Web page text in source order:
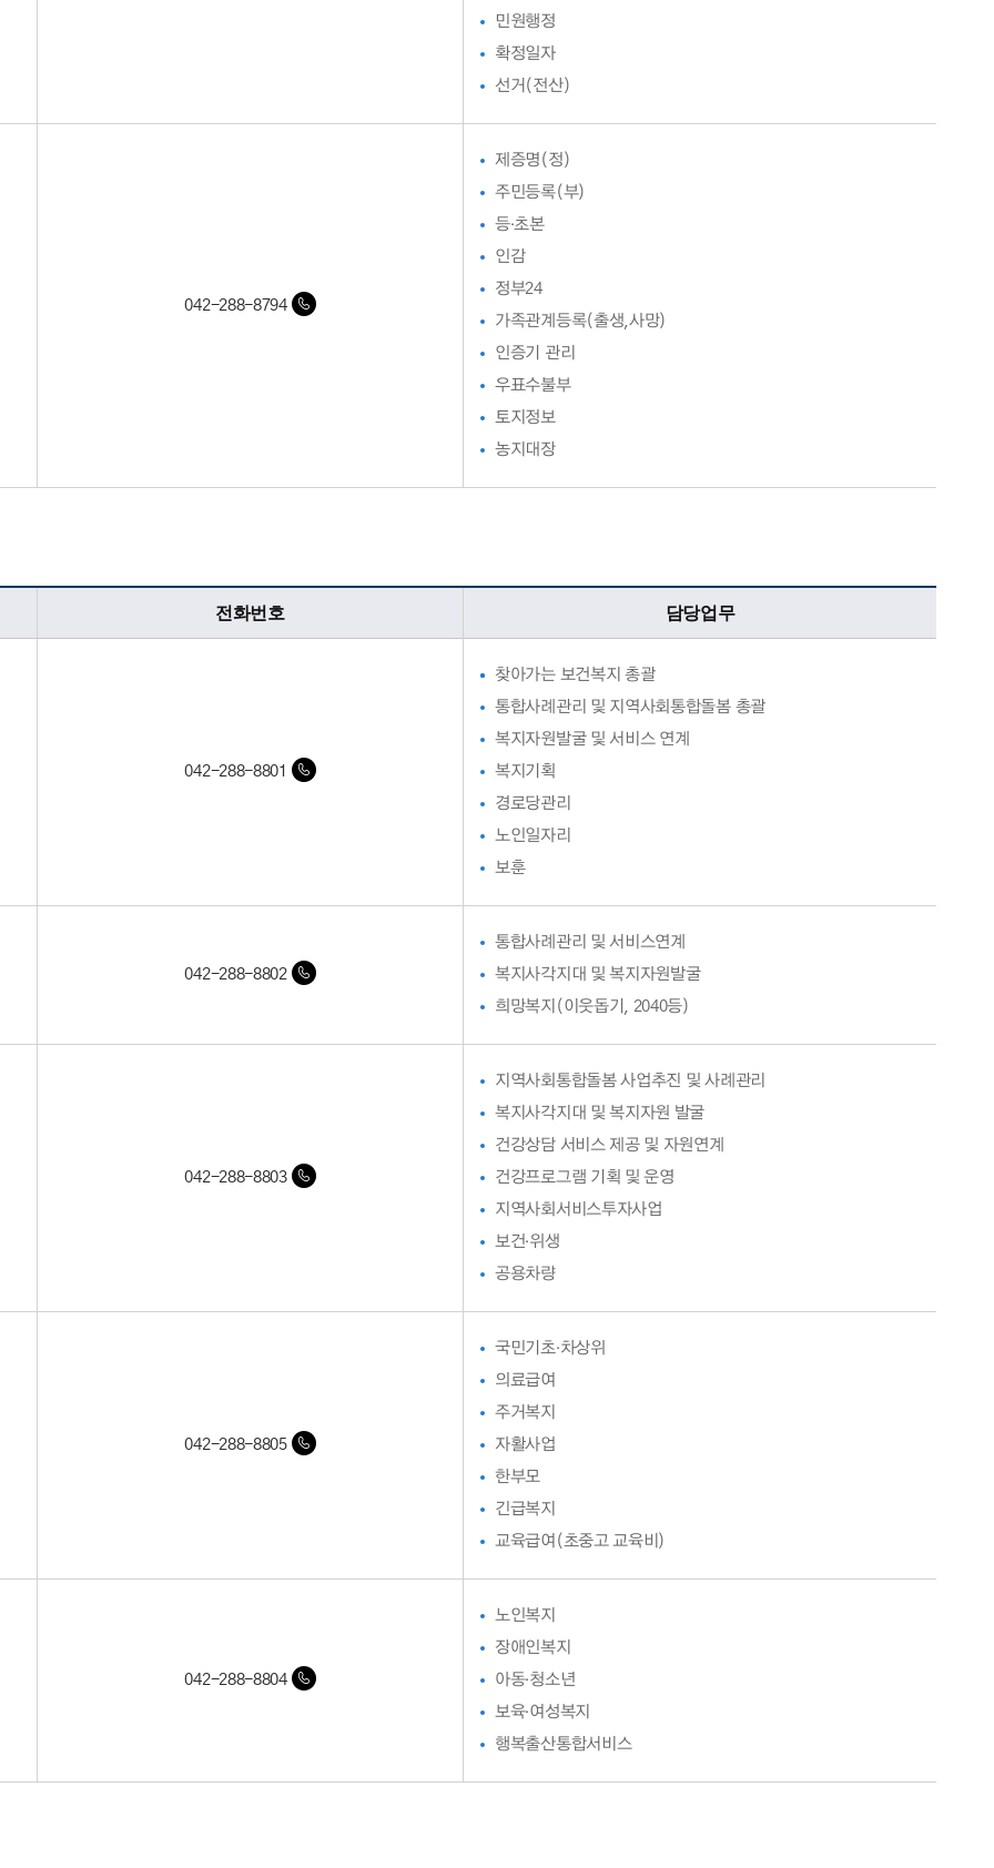
민원행정
확정일자
선거(전산)
042-288-8794
제증명(정)
주민등록(부)
등·초본
인감
정부24
가족관계등록(출생,사망)
인증기 관리
우표수불부
토지정보
농지대장
전화번호 담당업무
042-288-8801
찾아가는 보건복지 총괄
통합사례관리 및 지역사회통합돌봄 총괄
복지자원발굴 및 서비스 연계
복지기획
경로당관리
노인일자리
보훈
042-288-8802
통합사례관리 및 서비스연계
복지사각지대 및 복지자원발굴
희망복지(이웃돕기, 2040등)
042-288-8803
지역사회통합돌봄 사업추진 및 사례관리
복지사각지대 및 복지자원 발굴
건강상담 서비스 제공 및 자원연계
건강프로그램 기획 및 운영
지역사회서비스투자사업
보건·위생
공용차량
042-288-8805
국민기초·차상위
의료급여
주거복지
자활사업
한부모
긴급복지
교육급여(초중고 교육비)
042-288-8804
노인복지
장애인복지
아동·청소년
보육·여성복지
행복출산통합서비스